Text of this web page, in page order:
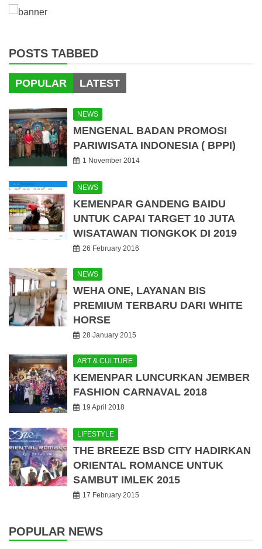
POSTS TABBED
POPULAR LATEST
NEWS
MENGENAL BADAN PROMOSI
PARIWISATA INDONESIA ( BPPI)
1 November 2014
NEWS
KEMENPAR GANDENG BAIDU
UNTUK CAPAI TARGET 10 JUTA
WISATAWAN TIONGKOK DI 2019
26 February 2016
NEWS
WEHA ONE, LAYANAN BIS
PREMIUM TERBARU DARI WHITE
HORSE
28 January 2015
ART & CULTURE
KEMENPAR LUNCURKAN JEMBER
FASHION CARNAVAL 2018
19 April 2018
LIFESTYLE
THE BREEZE BSD CITY HADIRKAN
ORIENTAL ROMANCE UNTUK
SAMBUT IMLEK 2015
17 February 2015
POPULAR NEWS